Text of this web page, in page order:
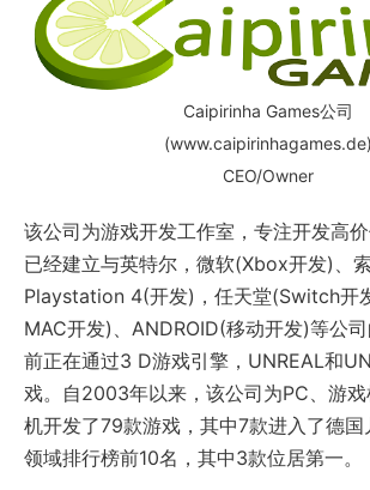
Caipirinha Games公司
(www.caipirinhagames.de)
CEO/Owner
该公司为游戏开发工作室，专注开发高价
已经建立与英特尔，微软(Xbox开发)、
Playstation 4(开发)，任天堂(Switch开
MAC开发)、ANDROID(移动开发)等公
前正在通过3 D游戏引擎，UNREAL和
戏。自2003年以来，该公司为PC、游
机开发了79款游戏，其中7款进入了德
领域排行榜前10名，其中3款位居第一。